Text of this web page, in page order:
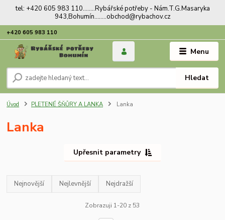
tel: +420 605 983 110........Rybářské potřeby - Nám.T.G.Masaryka
943,Bohumín........obchod@rybachov.cz
Menu
Hledat
+420 605 983 110
Úvod PLETENÉ ŠŇŮRY A LANKA Lanka
Lanka
Upřesnit parametry
Nejnovější Nejlevnější Nejdražší
Zobrazuji 1-20 z 53